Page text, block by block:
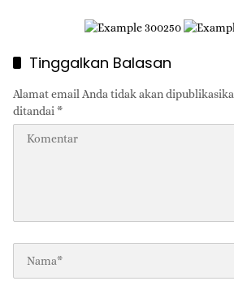
Benahi
Tinggalkan Balasan
Alamat email Anda tidak akan
ditandai*